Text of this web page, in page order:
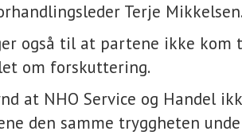
Terje
også til at partene ikke kom
om forskuttering.
at NHO Service og Handel
den samme tryggheten